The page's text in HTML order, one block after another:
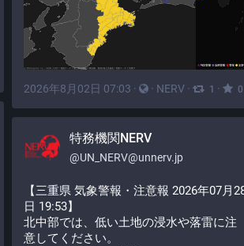
2026年8月02日 07:03 · · NERV · 1 · 0
特務機関NERV
@UN_NERV@unnerv.jp
【三重県 気象警報・注意報 2026年07月
日 19:53】
北中部では、低い土地の浸水や落雷に注
意してください。